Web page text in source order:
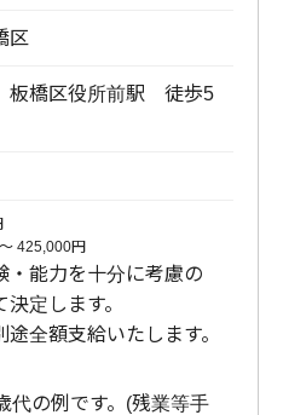
区
橋区役所前駅 徒歩5
425,000円
能力を十分に考慮の
決定します。
全額支給いたします。
代の例です。(残業等手